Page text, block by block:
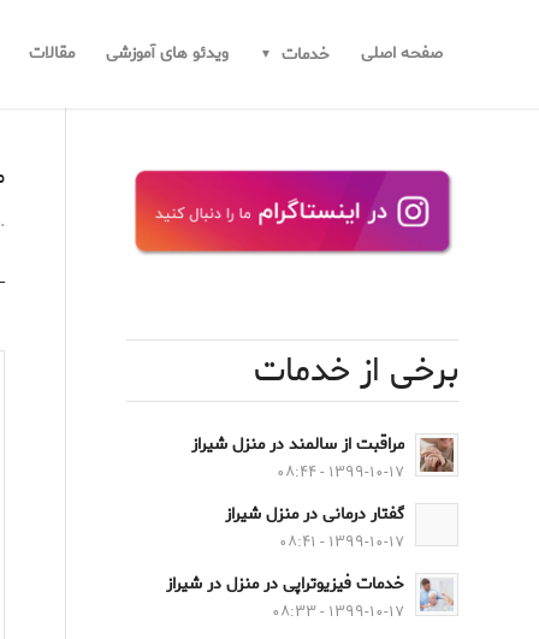
صفحه اصلی خدمات ویدئو های آموزشی مقالات
.
برخی از خدمات
مراقبت از سالمند در منزل شیراز
۱۳۹۹-۱۰-۱۷ - ۰۸:۴۴
گفتار درمانی در منزل شیراز
۱۳۹۹-۱۰-۱۷ - ۰۸:۴۱
خدمات فیزیوتراپی در منزل در شیراز
۱۳۹۹-۱۰-۱۷ - ۰۸:۳۳